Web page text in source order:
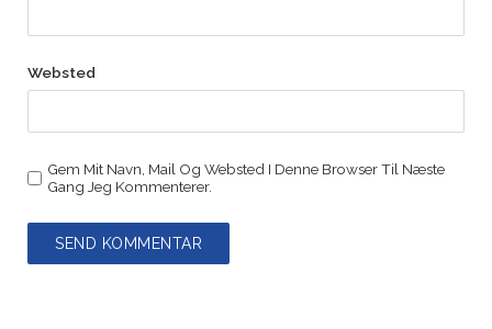
Websted
Gem Mit Navn, Mail Og Websted I Denne Browser Til Næste
Gang Jeg Kommenterer.